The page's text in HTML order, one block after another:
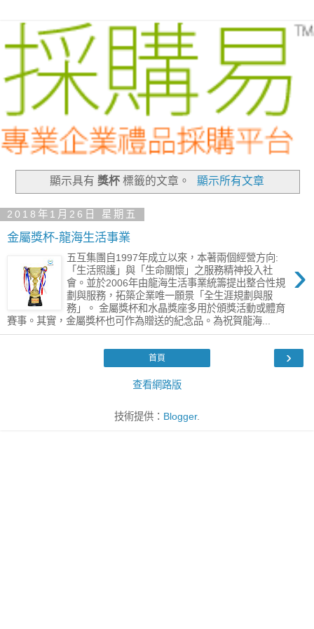
顯示具有 獎杯標籤的文章。 顯示所有文章
2018年1月26日 星期五
金屬獎杯-龍海生活事業
›
五互集團自1997年成立以來，本著兩個經營方向:
「生活照護」與「生命關懷」之服務精神投入社
會。並於2006年由龍海生活事業統籌提出整合性規
劃與服務，拓築企業唯一願景「全生涯規劃與服
務」。 金屬獎杯和水晶獎座多用於頒獎活動或體育
賽事。其實，金屬獎杯也可作為贈送的紀念品。為祝賀龍海...
›
首頁
查看網路版
技術提供： Blogger.